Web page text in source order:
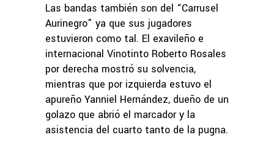
Las bandas también son del “Carrusel
Aurinegro” ya que sus jugadores
estuvieron como tal. El exavileño e
internacional Vinotinto Roberto Rosales
por derecha mostró su solvencia,
mientras que por izquierda estuvo el
apureño Yanniel Hernández, dueño de un
golazo que abrió el marcador y la
asistencia del cuarto tanto de la pugna.